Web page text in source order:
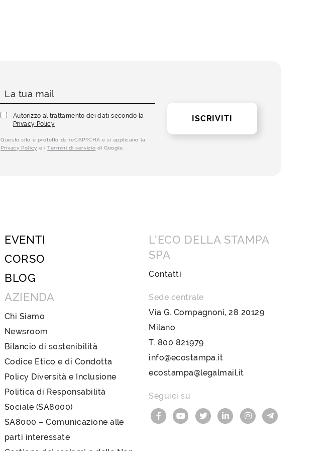
Autorizzo al trattamento dei dati secondo la
Privacy Policy
Questo sito è protetto da reCAPTCHA e si applicano la
Privacy Policy e iTermini di servizio di Google.
ISCRIVITI
EVENTI
CORSO
BLOG
AZIENDA
Chi Siamo
Newsroom
Bilancio di sostenibilità
Codice Etico e di Condotta
Policy Diversità e Inclusione
Politica di Responsabilità
Sociale (SA8000)
SA8000 – Comunicazione alle
parti interessate
L’ECO DELLA STAMPA
SPA
Contatti
Sede centrale
Via G. Compagnoni, 28 20129
Milano
T. 800 821979
info@ecostampa.it
ecostampa@legalmail.it
Seguici su